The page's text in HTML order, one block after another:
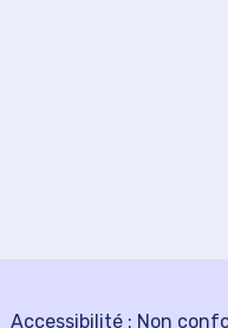
Accessibilité : Non